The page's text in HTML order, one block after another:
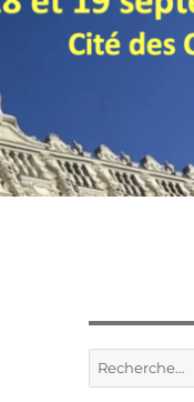
Recherche
pour :